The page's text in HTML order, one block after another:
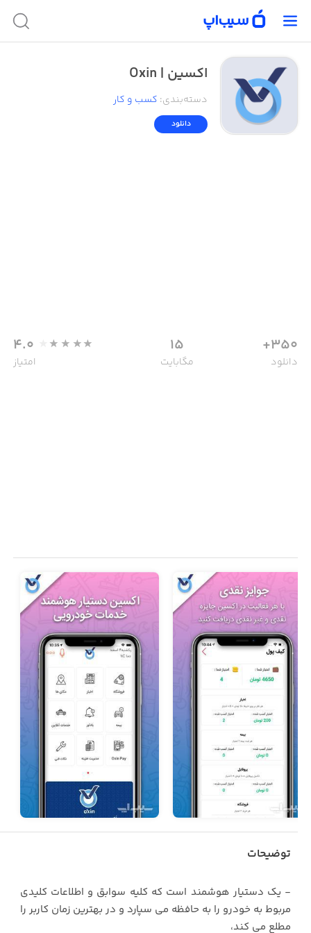
اکسین | Oxin
دسته‌بندی: کسب‌ و ‌کار
دانلود
350+
دانلود
15
مگابایت
4.0
امتیاز
توضیحات
- یک دستیار هوشمند است که کلیه سوابق و اطلاعات کلیدی
مربوط به خودرو را به حافظه می سپارد و در بهترین زمان کاربر را
مطلع می کند،